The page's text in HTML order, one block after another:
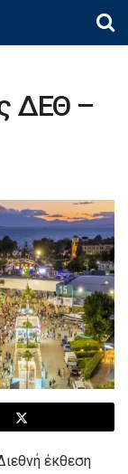
ΔΕΘ –
έκθεση